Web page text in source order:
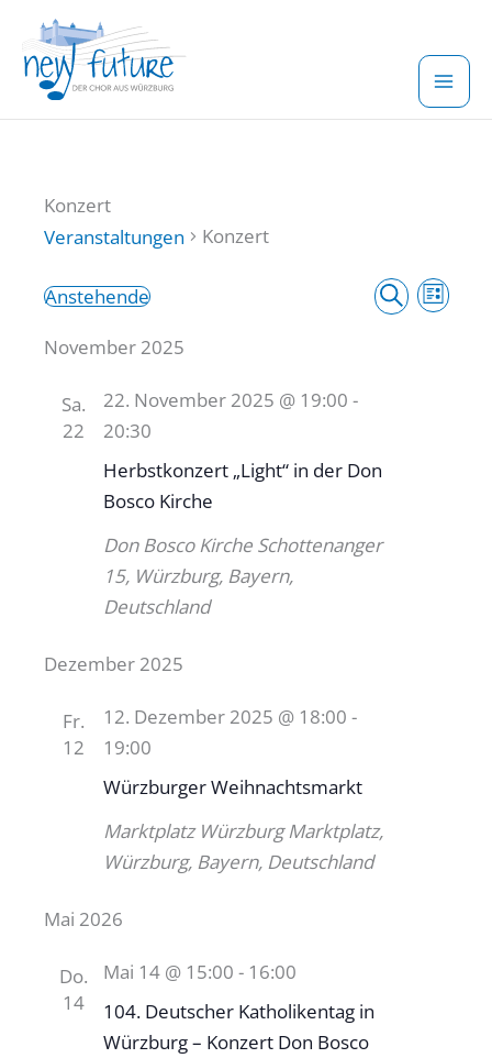
Inhalt
springen
Konzert
Veranstaltungen
Konzert
Veranstaltungen
Suche
Suche
Liste
Anstehende
wählen.
November 2025
Sa.
22
Herbstkonzert „Light“ in der Don
Bosco Kirche
22. November 2025 @ 19:00 -
20:30
Don Bosco Kirche Schottenanger
15, Würzburg, Bayern,
Deutschland
Dezember 2025
Fr.
12
Würzburger Weihnachtsmarkt
12. Dezember 2025 @ 18:00 -
19:00
Marktplatz WürzburgMarktplatz,
Würzburg, Bayern, Deutschland
Mai 2026
Do.
14
104. Deutscher Katholikentag in
Würzburg – Konzert Don Bosco
Mai 14 @ 15:00 - 16:00